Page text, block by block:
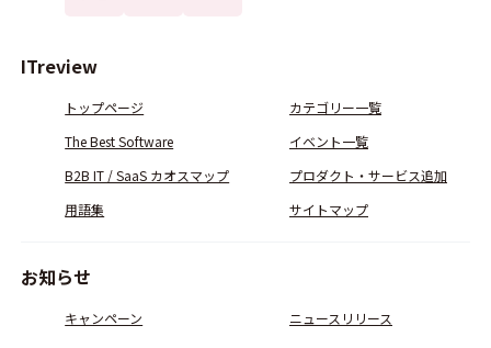
ITreview
トップページ
カテゴリー一覧
The Best Software
イベント一覧
B2B IT / SaaS カオスマップ
プロダクト・サービス追加
用語集
サイトマップ
お知らせ
キャンペーン ニュースリリース